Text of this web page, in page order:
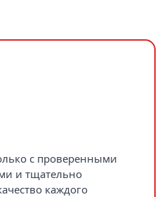
с проверенными
и тщательно
каждого